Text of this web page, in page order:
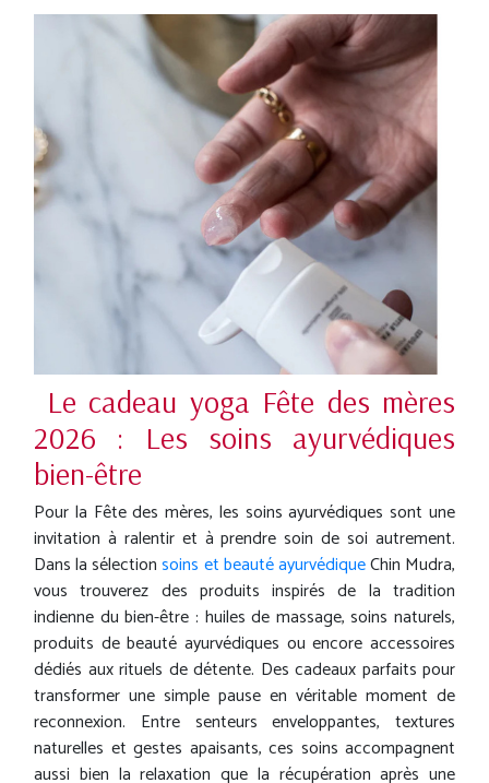
Le cadeau yoga Fête des mères
2026 : Les soins ayurvédiques
bien-être
Pour la Fête des mères, les soins ayurvédiques sont une
invitation à ralentir et à prendre soin de soi autrement.
Dans la sélectionsoins et beauté ayurvédiqueChin Mudra,
vous trouverez des produits inspirés de la tradition
indienne du bien-être : huiles de massage, soins naturels,
produits de beauté ayurvédiques ou encore accessoires
dédiés aux rituels de détente. Des cadeaux parfaits pour
transformer une simple pause en véritable moment de
reconnexion. Entre senteurs enveloppantes, textures
naturelles et gestes apaisants, ces soins accompagnent
aussi bien la relaxation que la récupération après une